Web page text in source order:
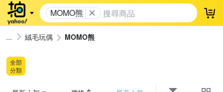
MOMO熊 登
絨毛玩偶 MOMO熊
全部
分類